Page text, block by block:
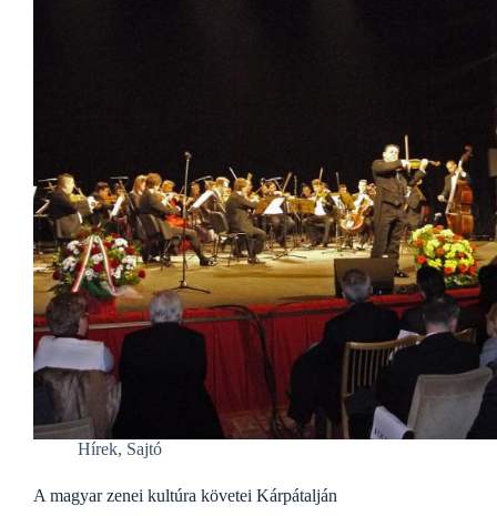
Hírek, Sajtó
A magyar zenei kultúra követei Kárpátalján